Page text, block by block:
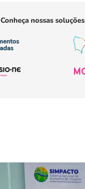
Conheça nossas soluções